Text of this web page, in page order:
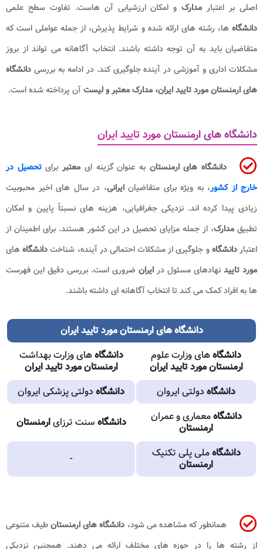
اصلی بر اعتبار مدارک و امکان ارزشیابی آن هاست. تفاوت سطح علمی
دانشگاه ها، رشته های ارائه شده و شرایط پذیرش، از جمله عواملی است که
متقاضیان باید به آن توجه داشته باشند. انتخاب آگاهانه می تواند از بروز
مشکلات اداری و آموزشی در آینده جلوگیری کند. در ادامه به بررسی دانشگاه
های ارمنستان مورد تایید ایران، مدارک معتبر و لیستآن پرداخته شده است.
دانشگاه های ارمنستان مورد تایید ایران
دانشگاه های ارمنستان به عنوان گزینه ای معتبر برایتحصیل در
خارج از کشور، به ویژه برای متقاضیانایرانی، در سال های اخیر محبوبیت
زیادی پیدا کرده اند. نزدیکی جغرافیایی، هزینه های نسبتاً پایین و امکان
تطبیق مدارک، از جمله مزایای تحصیل در این کشور هستند. برای اطمینان از
اعتباردانشگاهو جلوگیری از مشکلات احتمالی در آینده، شناختدانشگاه های
مورد تایید نهادهای مسئول در ایران ضروری است. بررسی دقیق این فهرست
ها به افراد کمک می کند تا انتخاب آگاهانه ای داشته باشند.
دانشگاه های ارمنستان مورد تایید ایران
دانشگاههای وزارت علوم
ارمنستان مورد تایید ایران
دانشگاههای وزارت بهداشت
ارمنستان موردتایید ایران
دانشگاه دولتی ایروان دانشگاه دولتی پزشکی ایروان
دانشگاهمعماری و عمران
ارمنستان
دانشگاه سنت ترزایارمنستان
دانشگاهملی پلی تکنیک
ارمنستان
-
همانطور که مشاهده می شود، دانشگاه های ارمنستانطیف متنوعی
از رشته ها را در حوزه های مختلف ارائه می دهند. همچنین نزدیکی